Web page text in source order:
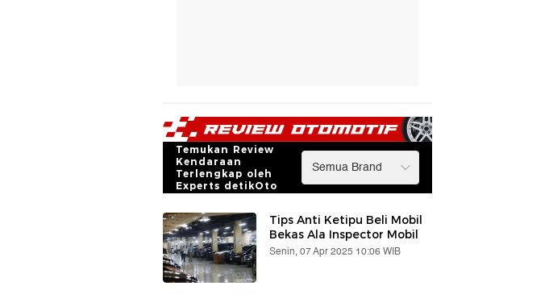
Temukan Review
Kendaraan
Terlengkap oleh
Experts detikOto
Tips Anti Ketipu Beli Mobil
Bekas Ala Inspector Mobil
Senin, 07 Apr 2025 10:06 WIB